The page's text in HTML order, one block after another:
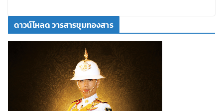
ดาวน์โหลด วารสารขุมทองสาร